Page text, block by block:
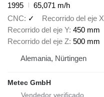
1995
65,071 m/h
CNC
✓ Recorrido del eje X
Recorrido del eje Y 450 mm
Recorrido del eje Z 500 mm
Alemania, Nürtingen
Metec GmbH